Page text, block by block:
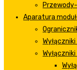
Aparatura